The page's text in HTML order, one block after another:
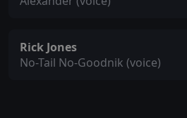
Rick Jones
No-Tail No-Goodnik (voice)